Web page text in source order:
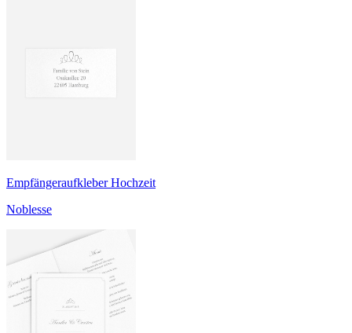
Empfängeraufkleber Hochzeit
Noblesse